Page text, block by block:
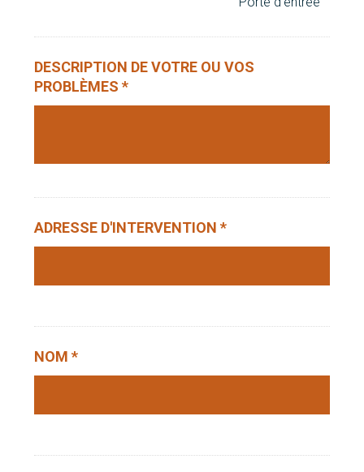
DESCRIPTION DE VOTRE OU VOS
PROBLÈMES *
ADRESSE D'INTERVENTION *
NOM *